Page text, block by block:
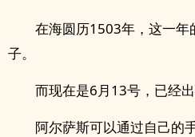
在海圆历1503年，这一年
子。
而现在是6月13号，已经出
阿尔萨斯可以通过自己的